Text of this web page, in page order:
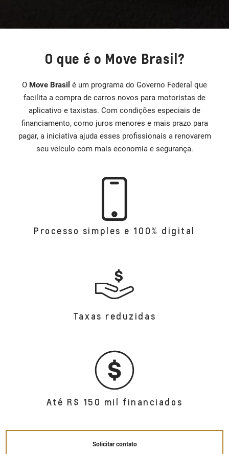
O que é o Move Brasil?
O Move Brasil é um programa do Governo Federal que
facilita a compra de carros novos para motoristas de
aplicativo e taxistas. Com condições especiais de
financiamento, como juros menores e mais prazo para
pagar, a iniciativa ajuda esses profissionais a renovarem
seu veículo com mais economia e segurança.
Processo simples e 100% digital
Taxas reduzidas
Até R$ 150 mil financiados
Solicitar contato